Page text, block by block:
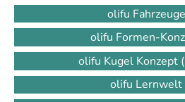
olifu Fahrzeuge
olifu Formen-
olifu Kugel Konzept
olifu Lernwelt